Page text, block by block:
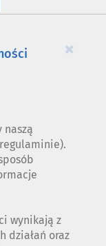
×
naszą
wynikają z
działań oraz